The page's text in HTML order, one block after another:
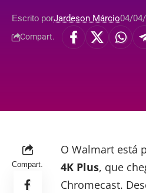
Escrito porJardeson Márcio04/
Compart.
Compart.
O Walmart está
4K Plus, que
Chromecast.